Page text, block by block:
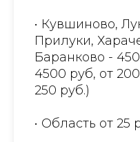
• Кувшиново,
Прилуки,
Баранково -
4500 руб, от
250 руб.)
• Область от 25